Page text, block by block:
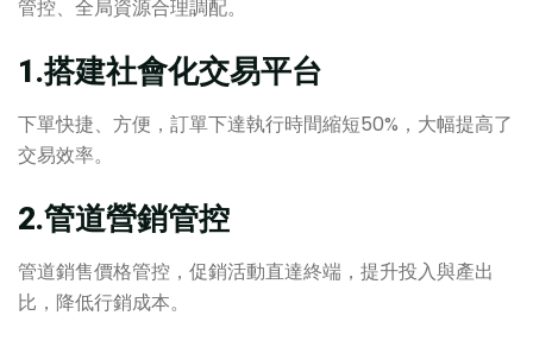
管控、全局資源合理調配。
1.搭建社會化交易平台
下單快捷、方便，訂單下達執行時間縮短50%，大幅提高了
交易效率。
2.管道營銷管控
管道銷售價格管控，促銷活動直達終端，提升投入與產出
比，降低行銷成本。